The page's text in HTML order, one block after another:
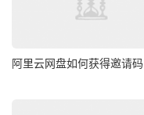
阿里云网盘如何获得邀请码